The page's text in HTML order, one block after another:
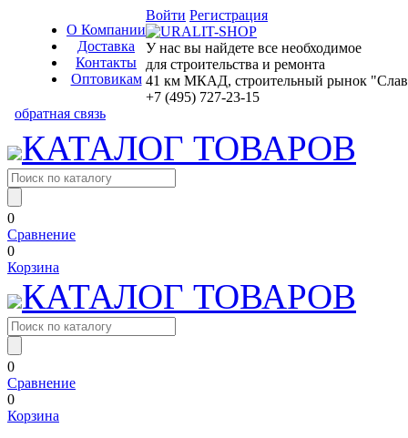
О Компании
Доставка
Контакты
Оптовикам
Войти Регистрация
У нас вы найдете все необходимое
для строительства и ремонта
41 км МКАД, строительный рынок
+7 (495) 727-23-15
обратная связь
КАТАЛОГ ТОВАРОВ
0
Сравнение
0
Корзина
КАТАЛОГ ТОВАРОВ
0
Сравнение
0
Корзина